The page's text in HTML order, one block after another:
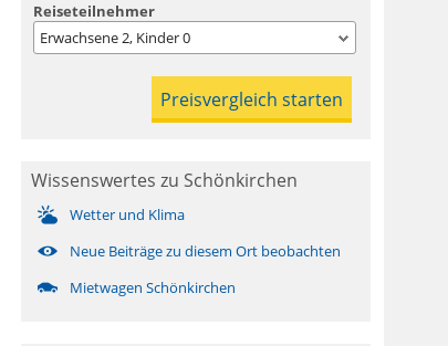
Reiseteilnehmer
Erwachsene2, Kinder0
Wissenswertes zu Schönkirchen
Wetter und Klima
Neue Beiträge zu diesem Ort beobachten
Mietwagen Schönkirchen